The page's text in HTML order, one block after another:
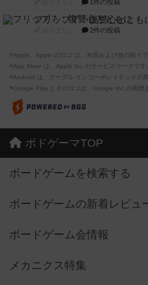
1件の投稿
フリップ７：復讐心ととも
2件の投稿
※Apple、Apple のロゴ は、米国および他の国々
※App Store は、Apple Inc.のサービスマークです
※Android は、グーグル インコーポレイテッドの
※Google Play とそのロゴは、Google Inc.の商標
ボドゲーマTOP
ボードゲームを検索する
ボードゲームの新着レビュ
ボードゲーム会情報
メカニクス特集